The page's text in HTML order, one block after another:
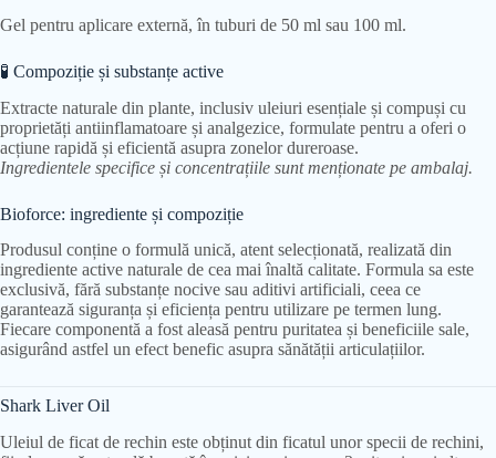
Gel pentru aplicare externă, în tuburi de 50 ml sau 100 ml.
🧪 Compoziție și substanțe active
Extracte naturale din plante, inclusiv uleiuri esențiale și compuși cu
proprietăți antiinflamatoare și analgezice, formulate pentru a oferi o
acțiune rapidă și eficientă asupra zonelor dureroase.
Ingredientele specifice și concentrațiile sunt menționate pe ambalaj.
Bioforce: ingrediente și compoziție
Produsul conține o formulă unică, atent selecționată, realizată din
ingrediente active naturale de cea mai înaltă calitate. Formula sa este
exclusivă, fără substanțe nocive sau aditivi artificiali, ceea ce
garantează siguranța și eficiența pentru utilizare pe termen lung.
Fiecare componentă a fost aleasă pentru puritatea și beneficiile sale,
asigurând astfel un efect benefic asupra sănătății articulațiilor.
Shark Liver Oil
Uleiul de ficat de rechin este obținut din ficatul unor specii de rechini,